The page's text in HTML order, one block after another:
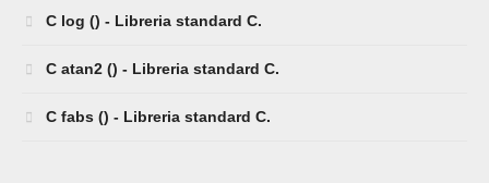
C log () - Libreria standard C.
C atan2 () - Libreria standard C.
C fabs () - Libreria standard C.